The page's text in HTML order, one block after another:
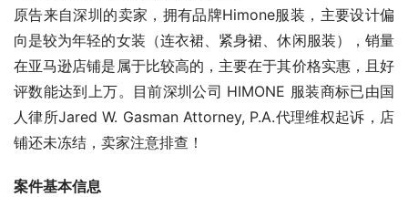
原告来自深圳的卖家，拥有品牌Himone服装，主要设计偏
向是较为年轻的女装（连衣裙、紧身裙、休闲服装），销量
在亚马逊店铺是属于比较高的，主要在于其价格实惠，且好
评数能达到上万。目前深圳公司 HIMONE 服装商标已由国
人律所Jared W. Gasman Attorney, P.A.代理维权起诉，店
铺还未冻结，卖家注意排查！
案件基本信息